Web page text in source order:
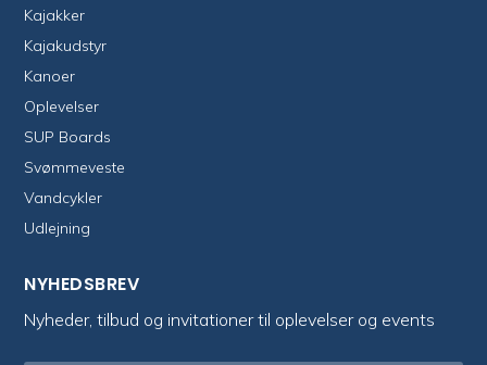
Kajakker
Kajakudstyr
Kanoer
Oplevelser
SUP Boards
Svømmeveste
Vandcykler
Udlejning
NYHEDSBREV
Nyheder, tilbud og invitationer til oplevelser og events